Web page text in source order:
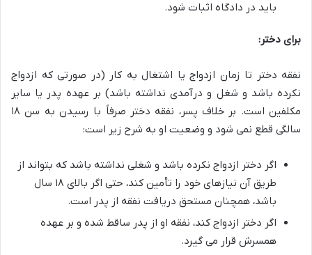
باید در دادگاه اثبات شود.
برای دختر:
نفقه دختر تا زمان ازدواج یا اشتغال به کار (در صورتی که ازدواج
نکرده باشد و شغل و درآمدی نداشته باشد) بر عهده پدر یا سایر
مکلفین است. بر خلاف پسر، نفقه دختر صرفاً با رسیدن به سن ۱۸
سالگی قطع نمی شود و وضعیت او به شرح زیر است:
اگر دختر ازدواج نکرده باشد و شغلی نداشته باشد که بتواند از
طریق آن نیازهای خود را تأمین کند، حتی اگر بالای ۱۸ سال
باشد، همچنان مستحق دریافت نفقه از پدر است.
اگر دختر ازدواج کند، نفقه او از پدر ساقط شده و بر عهده
همسرش قرار می گیرد.